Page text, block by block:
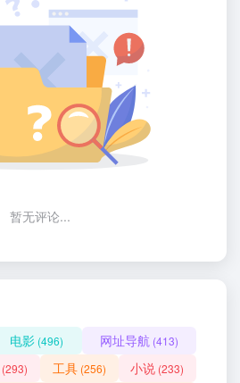
暂无评论...
电影 (496) 网址导航 (413)
(293) 工具(256) 小说 (233)